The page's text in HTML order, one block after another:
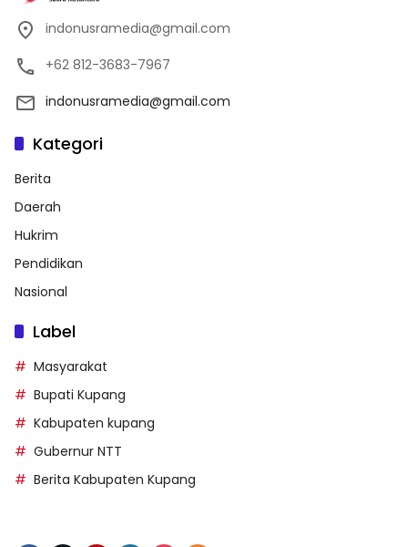
indonusramedia@gmail.com
+62 812-3683-7967
indonusramedia@gmail.com
Kategori
Berita
Daerah
Hukrim
Pendidikan
Nasional
Label
Masyarakat
Bupati Kupang
Kabupaten kupang
Gubernur NTT
Berita Kabupaten Kupang